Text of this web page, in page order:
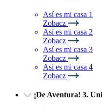
Así es mi casa 1
Zobacz
Así es mi casa 2
Zobacz
Así es mi casa 3
Zobacz
Así es mi casa 4
Zobacz
¡De Aventura! 3.